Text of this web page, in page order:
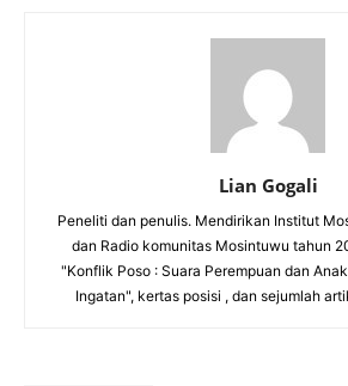
Lian Gogali
Peneliti dan penulis. Mendirikan Institut
dan Radio komunitas Mosintuwu tahun
"Konflik Poso : Suara Perempuan dan
Ingatan", kertas posisi , dan sejumlah